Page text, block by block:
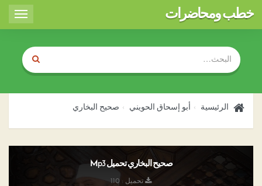
Toggle
خطب ومحاضرات
الرئيسية أبو إسحاق الحويني صحيح البخاري
صحيح البخاري تحميل Mp3
تحميل : 110